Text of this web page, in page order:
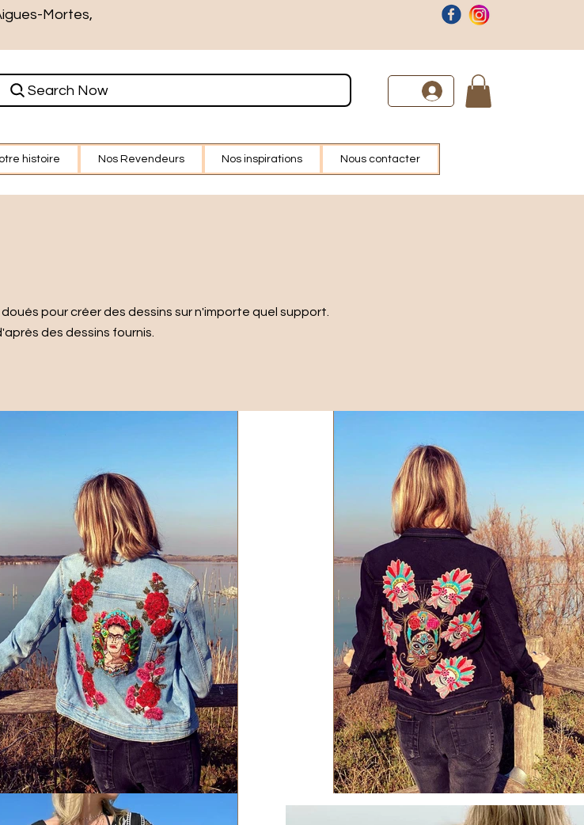
Mortes,
Search Now
histoire Nos Revendeurs Nos inspirations Nous contacter
pour créer des dessins sur n'importe quel support.
des dessins fournis.